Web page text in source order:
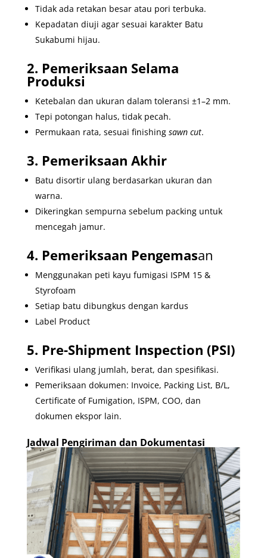
Tidak ada retakan besar atau pori terbuka.
Kepadatan diuji agar sesuai karakter Batu
Sukabumi hijau.
2. Pemeriksaan Selama
Produksi
Ketebalan dan ukuran dalam toleransi ±1–2 mm.
Tepi potongan halus, tidak pecah.
Permukaan rata, sesuai finishing sawn cut.
3. Pemeriksaan Akhir
Batu disortir ulang berdasarkan ukuran dan
warna.
Dikeringkan sempurna sebelum packing untuk
mencegah jamur.
4. Pemeriksaan Pengemasan
Menggunakan peti kayu fumigasi ISPM 15 &
Styrofoam
Setiap batu dibungkus dengan kardus
Label Product
5. Pre-Shipment Inspection (PSI)
Verifikasi ulang jumlah, berat, dan spesifikasi.
Pemeriksaan dokumen: Invoice, Packing List, B/L,
Certificate of Fumigation, ISPM, COO, dan
dokumen ekspor lain.
Jadwal Pengiriman dan Dokumentasi